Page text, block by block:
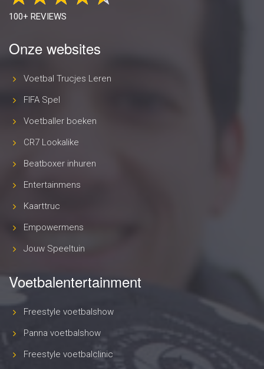
100+ REVIEWS
Onze websites
Voetbal Trucjes Leren
FIFA Spel
Voetballer boeken
CR7 Lookalike
Beatboxer inhuren
Entertainmens
Kaarttruc
Empowermens
Jouw Speeltuin
Voetbalentertainment
Freestyle voetbalshow
Panna voetbalshow
Freestyle voetbalclinic